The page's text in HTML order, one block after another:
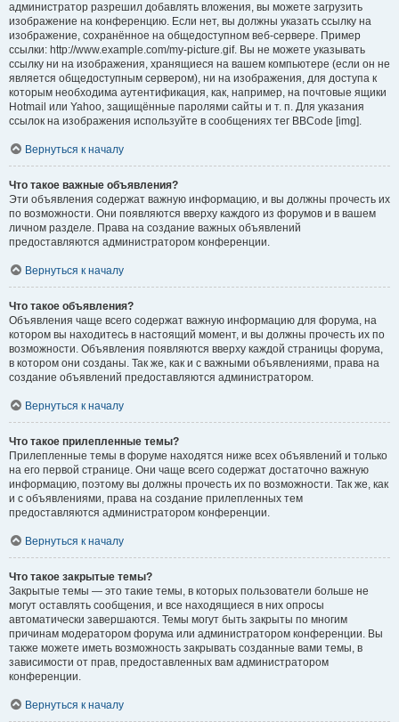
администратор разрешил добавлять вложения, вы можете загрузить
изображение на конференцию. Если нет, вы должны указать ссылку на
изображение, сохранённое на общедоступном веб-сервере. Пример
ссылки: http://www.example.com/my-picture.gif. Вы не можете указывать
ссылку ни на изображения, хранящиеся на вашем компьютере (если он не
является общедоступным сервером), ни на изображения, для доступа к
которым необходима аутентификация, как, например, на почтовые ящики
Hotmail или Yahoo, защищённые паролями сайты и т. п. Для указания
ссылок на изображения используйте в сообщениях тег BBCode [img].
Вернуться к началу
Что такое важные объявления?
Эти объявления содержат важную информацию, и вы должны прочесть их
по возможности. Они появляются вверху каждого из форумов и в вашем
личном разделе. Права на создание важных объявлений
предоставляются администратором конференции.
Вернуться к началу
Что такое объявления?
Объявления чаще всего содержат важную информацию для форума, на
котором вы находитесь в настоящий момент, и вы должны прочесть их по
возможности. Объявления появляются вверху каждой страницы форума,
в котором они созданы. Так же, как и с важными объявлениями, права на
создание объявлений предоставляются администратором.
Вернуться к началу
Что такое прилепленные темы?
Прилепленные темы в форуме находятся ниже всех объявлений и только
на его первой странице. Они чаще всего содержат достаточно важную
информацию, поэтому вы должны прочесть их по возможности. Так же, как
и с объявлениями, права на создание прилепленных тем
предоставляются администратором конференции.
Вернуться к началу
Что такое закрытые темы?
Закрытые темы — это такие темы, в которых пользователи больше не
могут оставлять сообщения, и все находящиеся в них опросы
автоматически завершаются. Темы могут быть закрыты по многим
причинам модератором форума или администратором конференции. Вы
также можете иметь возможность закрывать созданные вами темы, в
зависимости от прав, предоставленных вам администратором
конференции.
Вернуться к началу